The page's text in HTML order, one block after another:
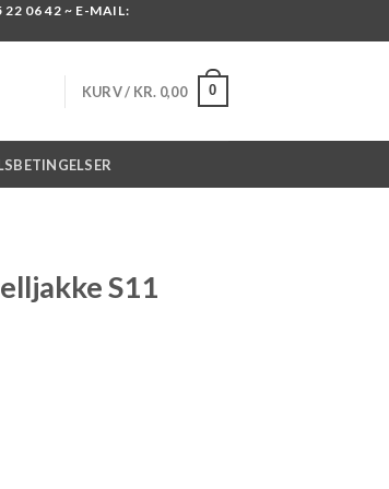
22 06 42 ~ E-MAIL:
KURV / KR. 0,00 0
S11